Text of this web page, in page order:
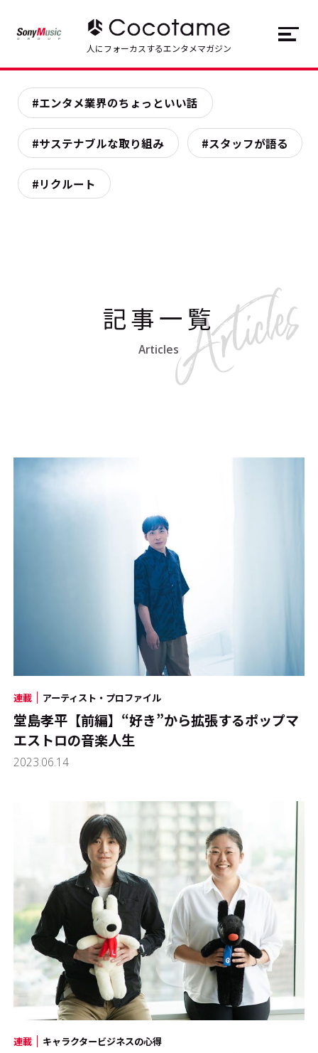
トップ Top
記事一覧 Articles
連載一覧 Series
#エンタメ業界のちょっといい話
本サイトご利用にあたって
お問い合わせ
JP EN
人にフォーカスするエンタメマガジン
#エンタメ業界のちょっといい話
#サステナブルな取り組み #スタッフが語る
#リクルート
記事一覧
Articles
連載 アーティスト・プロファイル
堂島孝平【前編】“好き”から拡張するポップマ
エストロの音楽人生
2023.06.14
連載 キャラクタービジネスの心得